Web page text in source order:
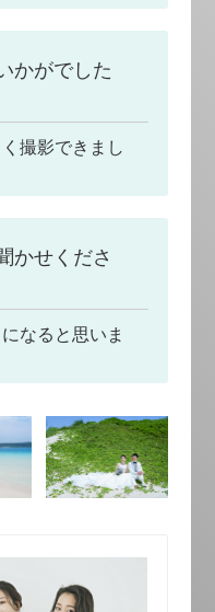
かがでした
撮影できまし
かせくださ
なると思いま